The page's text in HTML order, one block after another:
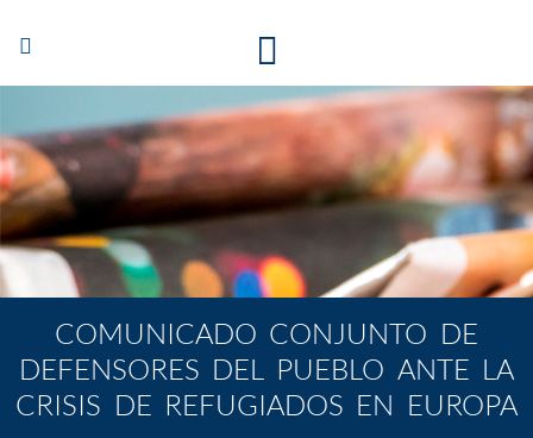
Abrir/Cerrar
navegación
COMUNICADO CONJUNTO DE
DEFENSORES DEL PUEBLO ANTE LA
CRISIS DE REFUGIADOS EN EUROPA